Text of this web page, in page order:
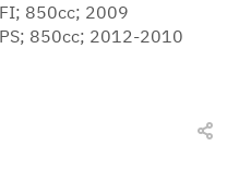
850cc; 2009
850cc; 2012-2010